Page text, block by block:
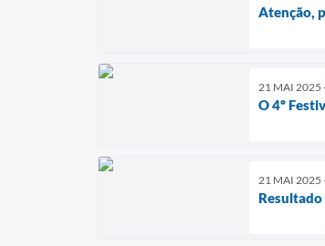
Atenção,
21 MAI 2025
O 4º
21 MAI 2025
Resultado